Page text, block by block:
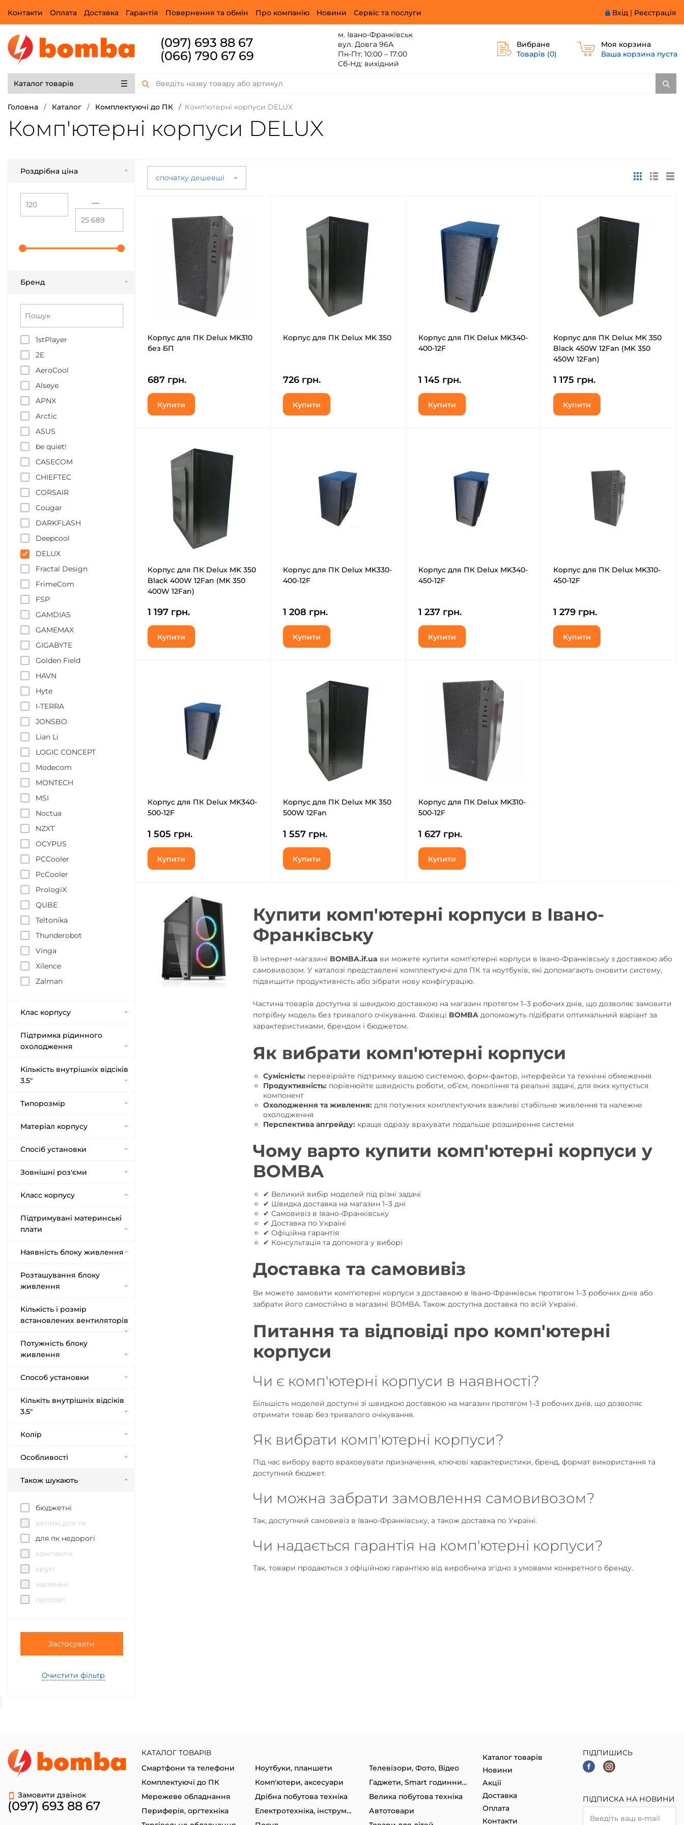
Вхід | Реєстрація
Контакти Оплата Доставка Гарантія Повернення та обмін Про компанію Новини Сервіс та послуги
(097) 693 88 67
(066) 790 67 69
м. Івано-Франківськ
вул. Довга 96А
Пн-Пт: 10:00 – 17:00
Сб-Нд: вихідний
Вибране
Товарів (0)
Моя корзина
Ваша корзина пуста
Каталог товарів
Головна / Каталог / Комплектуючі до ПК / Комп'ютерні корпуси DELUX
Комп'ютерні корпуси DELUX
спочатку дешевші
Роздрібна ціна
—
Бренд
1stPlayer
2E
AeroCool
Alseye
APNX
Arctic
ASUS
be quiet!
CASECOM
CHIEFTEC
CORSAIR
Cougar
DARKFLASH
Deepcool
DELUX
Fractal Design
FrimeCom
FSP
GAMDIAS
GAMEMAX
GIGABYTE
Golden Field
HAVN
Hyte
I-TERRA
JONSBO
Lian Li
LOGIC CONCEPT
Modecom
MONTECH
MSI
Noctua
NZXT
OCYPUS
PCCooler
PcСooler
PrologiX
QUBE
Teltonika
Thunderobot
Vinga
Xilence
Zalman
Клас корпусу
Підтримка рідинного
охолодження
Кількість внутрішніх відсіків
3.5"
Типорозмір
Матеріал корпусу
Спосіб установки
Зовнішні роз'єми
Класс корпусу
Підтримувані материнські
плати
Наявність блоку живлення
Розташування блоку
живлення
Кількість і розмір
встановлених вентиляторів
Потужність блоку
живлення
Способ установки
Кількіть внутрішніх відсіків
3.5"
Колір
Особливості
Також шукають
бюджетні
великі для пк
для пк недорогі
компактні
круті
маленькі
прозорі
Застосувати
Очистити фільтр
Корпус для ПК Delux MK310
без БП
687 грн.
Купити
Корпус для ПК Delux MK 350
726 грн.
Купити
Корпус для ПК Delux MK340-
400-12F
1 145 грн.
Купити
Корпус для ПК Delux MK 350
Black 450W 12Fan (MK 350
450W 12Fan)
1 175 грн.
Купити
Корпус для ПК Delux MK 350
Black 400W 12Fan (MK 350
400W 12Fan)
1 197 грн.
Купити
Корпус для ПК Delux MK330-
400-12F
1 208 грн.
Купити
Корпус для ПК Delux MK340-
450-12F
1 237 грн.
Купити
Корпус для ПК Delux MK310-
450-12F
1 279 грн.
Купити
Корпус для ПК Delux MK340-
500-12F
1 505 грн.
Купити
Корпус для ПК Delux MK 350
500W 12Fan
1 557 грн.
Купити
Корпус для ПК Delux MK310-
500-12F
1 627 грн.
Купити
Купити комп'ютерні корпуси в Івано-
Франківську
В інтернет-магазині BOMBA.if.ua ви можете купити комп'ютерні корпуси в Івано-Франківську з доставкою або
самовивозом. У каталозі представлені комплектуючі для ПК та ноутбуків, які допомагають оновити систему,
підвищити продуктивність або зібрати нову конфігурацію.
Частина товарів доступна зі швидкою доставкою на магазин протягом 1–3 робочих днів, що дозволяє замовити
потрібну модель без тривалого очікування. Фахівці BOMBA допоможуть підібрати оптимальний варіант за
характеристиками, брендом і бюджетом.
Як вибрати комп'ютерні корпуси
Сумісність: перевіряйте підтримку вашою системою, форм-фактор, інтерфейси та технічні обмеження
Продуктивність: порівнюйте швидкість роботи, об’єм, покоління та реальні задачі, для яких купується
компонент
Охолодження та живлення: для потужних комплектуючих важливі стабільне живлення та належне
охолодження
Перспектива апгрейду: краще одразу врахувати подальше розширення системи
Чому варто купити комп'ютерні корпуси у
BOMBA
✔ Великий вибір моделей під різні задачі
✔ Швидка доставка на магазин 1–3 дні
✔ Самовивіз в Івано-Франківську
✔ Доставка по Україні
✔ Офіційна гарантія
✔ Консультація та допомога у виборі
Доставка та самовивіз
Ви можете замовити комп'ютерні корпуси з доставкою в Івано-Франківськ протягом 1–3 робочих днів або
забрати його самостійно в магазині BOMBA. Також доступна доставка по всій Україні.
Питання та відповіді про комп'ютерні
корпуси
Чи є комп'ютерні корпуси в наявності?
Більшість моделей доступні зі швидкою доставкою на магазин протягом 1–3 робочих днів, що дозволяє
отримати товар без тривалого очікування.
Як вибрати комп'ютерні корпуси?
Під час вибору варто враховувати призначення, ключові характеристики, бренд, формат використання та
доступний бюджет.
Чи можна забрати замовлення самовивозом?
Так, доступний самовивіз в Івано-Франківську, а також доставка по Україні.
Чи надається гарантія на комп'ютерні корпуси?
Так, товари продаються з офіційною гарантією від виробника згідно з умовами конкретного бренду.
Замовити дзвінок
(097) 693 88 67
КАТАЛОГ ТОВАРІВ
Смартфони та телефони
Ноутбуки, планшети
Телевізори, Фото, Відео
Комплектуючі до ПК
Комп'ютери, аксесуари
Гаджети, Smart годинники
Мережеве обладнання
Дрібна побутова техніка
Велика побутова техніка
Периферія, оргтехніка
Електротехніка, інструменти
Автотовари
Каталог товарів
Новини
Акції
Доставка
Оплата
Контакти
ПІДПИШИСЬ
ПІДПИСКА НА НОВИНИ